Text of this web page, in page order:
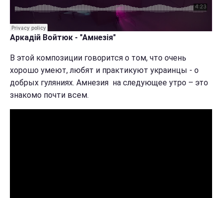
Аркадій Войтюк - "Амнезія"
В этой композиции говорится о том, что очень
хорошо умеют, любят и практикуют украинцы - о
добрых гуляниях. Амнезия на следующее утро – это
знакомо почти всем.